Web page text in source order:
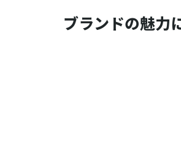
ブランドの魅力